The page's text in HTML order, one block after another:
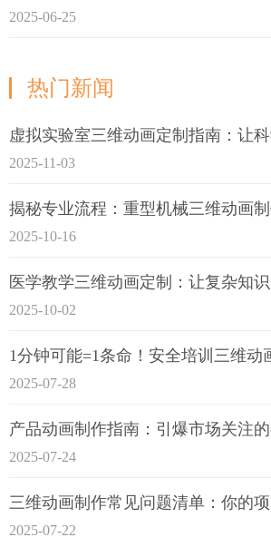
2025-06-25
热门新闻
虚拟实验室三维动画定制指南：让
2025-11-03
揭秘专业流程：重型机械三维动画
2025-10-16
医学教学三维动画定制：让复杂知
2025-10-02
2025-07-28
产品动画制作指南：引爆市场关注
2025-07-24
2025-07-22